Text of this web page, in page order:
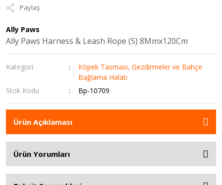
Paylaş
Ally Paws
Ally Paws Harness & Leash Rope (S) 8Mmx120Cm
Kategori
Köpek Tasması, Gezdirmeler ve Bahçe
Bağlama Halatı
Stok Kodu
Bp-10709
Ürün Açıklaması
Ürün Yorumları